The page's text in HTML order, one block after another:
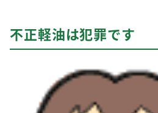
不正軽油は犯罪です